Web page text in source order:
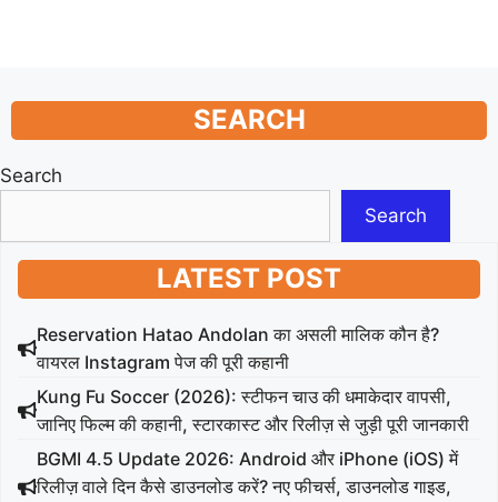
SEARCH
Search
Search
LATEST POST
Reservation Hatao Andolan का असली मालिक कौन है?
वायरल Instagram पेज की पूरी कहानी
Kung Fu Soccer (2026): स्टीफन चाउ की धमाकेदार वापसी,
जानिए फिल्म की कहानी, स्टारकास्ट और रिलीज़ से जुड़ी पूरी जानकारी
BGMI 4.5 Update 2026: Android और iPhone (iOS) में
रिलीज़ वाले दिन कैसे डाउनलोड करें? नए फीचर्स, डाउनलोड गाइड,